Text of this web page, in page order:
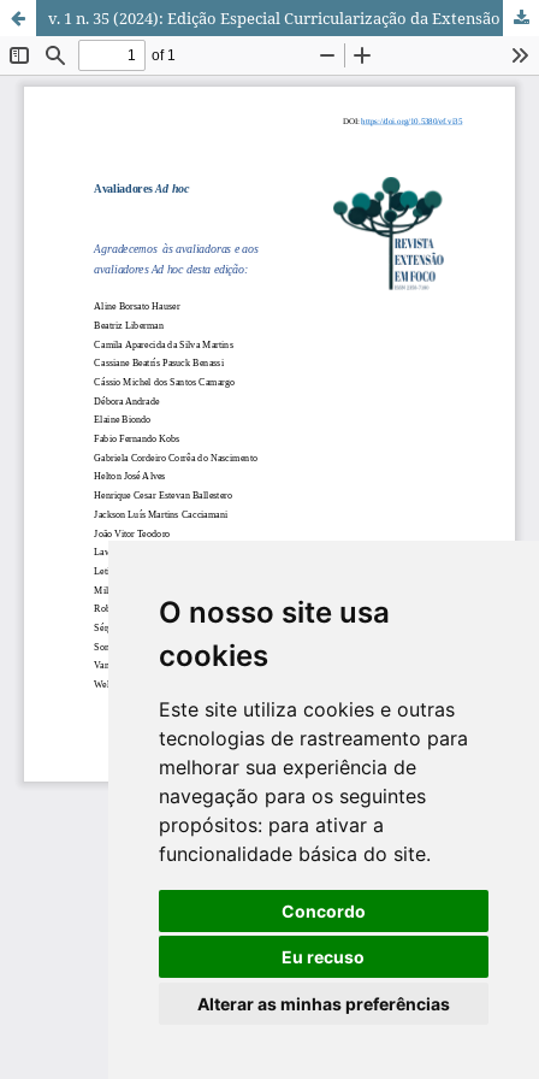
O nosso site usa
cookies
Este site utiliza cookies e outras
tecnologias de rastreamento para
melhorar sua experiência de
navegação para os seguintes
propósitos: para ativar a
funcionalidade básica do site.
Concordo
Eu recuso
Alterar as minhas preferências
v. 1 n. 35 (2024): Edição Especial Curricularização da Extensão